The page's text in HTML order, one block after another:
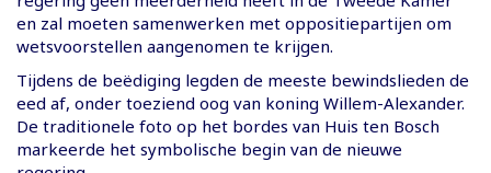
en zal moeten samenwerken met oppositiepartijen om
wetsvoorstellen aangenomen te krijgen.
Tijdens de beëdiging legden de meeste bewindslieden de
eed af, onder toeziend oog van koning Willem-Alexander.
De traditionele foto op het bordes van Huis ten Bosch
markeerde het symbolische begin van de nieuwe